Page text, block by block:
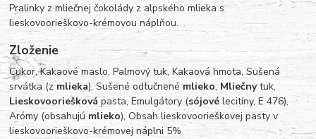
Pralinky z mliečnej čokolády z alpského mlieka s
lieskovoorieškovo-krémovou náplňou.
Zloženie
Cukor, Kakaové maslo, Palmový tuk, Kakaová hmota, Sušená
srvátka (zmlieka), Sušené odtučnenémlieko,Mliečnytuk,
Lieskovooriešková pasta, Emulgátory (sójové lecitíny, E 476),
Arómy (obsahujú mlieko), Obsah lieskovoorieškovej pasty v
lieskovoorieškovo-krémovej náplni 5%